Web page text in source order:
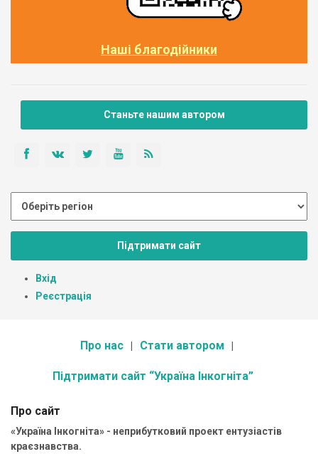
Наші благодійники
Станьте нашим автором
Підтримати сайт
Вхід
Реєстрація
Про нас Стати автором
Підтримати сайт “Україна Інкогніта”
Про сайт
«Україна Інкогніта» - неприбутковий проект ентузіастів
краєзнавства.